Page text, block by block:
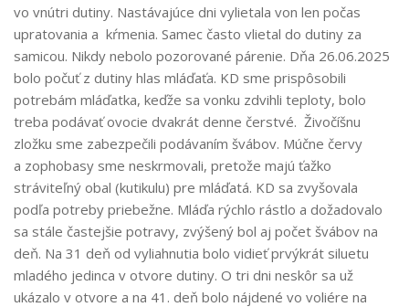
vo vnútri dutiny. Nastávajúce dni vylietala von len počas
upratovania a kŕmenia. Samec často vlietal do dutiny za
samicou. Nikdy nebolo pozorované párenie. Dňa 26.06.2025
bolo počuť z dutiny hlas mláďaťa. KD sme prispôsobili
potrebám mláďatka, keďže sa vonku zdvihli teploty, bolo
treba podávať ovocie dvakrát denne čerstvé. Živočíšnu
zložku sme zabezpečili podávaním švábov. Múčne červy
a zophobasy sme neskrmovali, pretože majú ťažko
stráviteľný obal (kutikulu) pre mláďatá. KD sa zvyšovala
podľa potreby priebežne. Mláďa rýchlo rástlo a dožadovalo
sa stále častejšie potravy, zvýšený bol aj počet švábov na
deň. Na 31 deň od vyliahnutia bolo vidieť prvýkrát siluetu
mladého jedinca v otvore dutiny. O tri dni neskôr sa už
ukázalo v otvore a na 41. deň bolo nájdené vo voliére na